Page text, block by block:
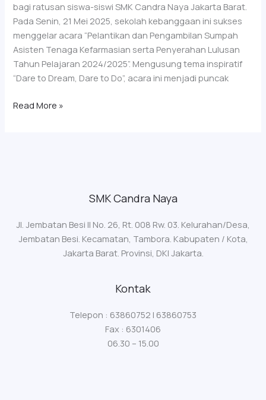
bagi ratusan siswa-siswi SMK Candra Naya Jakarta Barat.
Pada Senin, 21 Mei 2025, sekolah kebanggaan ini sukses
menggelar acara “Pelantikan dan Pengambilan Sumpah
Asisten Tenaga Kefarmasian serta Penyerahan Lulusan
Tahun Pelajaran 2024/2025”. Mengusung tema inspiratif
“Dare to Dream, Dare to Do”, acara ini menjadi puncak
Read More »
SMK Candra Naya
Jl. Jembatan Besi II No. 26, Rt. 008 Rw. 03. Kelurahan/Desa,
Jembatan Besi. Kecamatan, Tambora. Kabupaten / Kota,
Jakarta Barat. Provinsi, DKI Jakarta.
Kontak
Telepon : 63860752 | 63860753
Fax : 6301406
06.30 – 15.00